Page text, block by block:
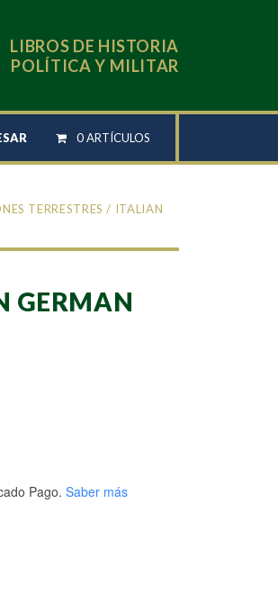
LIBROS DE HISTORIA
POLÍTICA Y MILITAR
0 ARTÍCULOS
TERRESTRES / ITALIAN
GERMAN
Pago. Saber más